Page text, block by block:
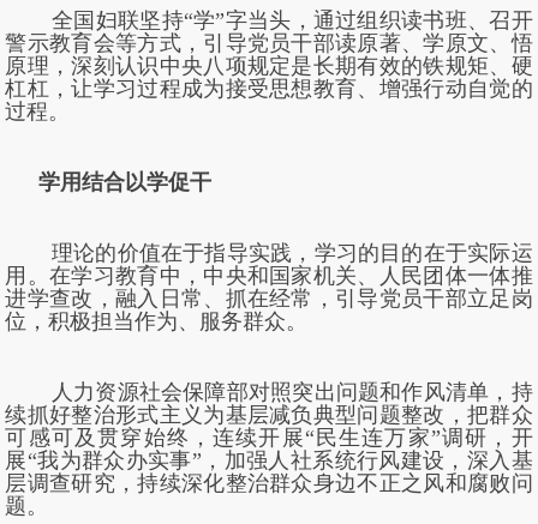
全国妇联坚持“学”字当头，通过组织读书班、召开
警示教育会等方式，引导党员干部读原著、学原文、悟
原理，深刻认识中央八项规定是长期有效的铁规矩、硬
杠杠，让学习过程成为接受思想教育、增强行动自觉的
过程。
学用结合以学促干
理论的价值在于指导实践，学习的目的在于实际运
用。在学习教育中，中央和国家机关、人民团体一体推
进学查改，融入日常、抓在经常，引导党员干部立足岗
位，积极担当作为、服务群众。
人力资源社会保障部对照突出问题和作风清单，持
续抓好整治形式主义为基层减负典型问题整改，把群众
可感可及贯穿始终，连续开展“民生连万家”调研，开
展“我为群众办实事”，加强人社系统行风建设，深入基
层调查研究，持续深化整治群众身边不正之风和腐败问
题。